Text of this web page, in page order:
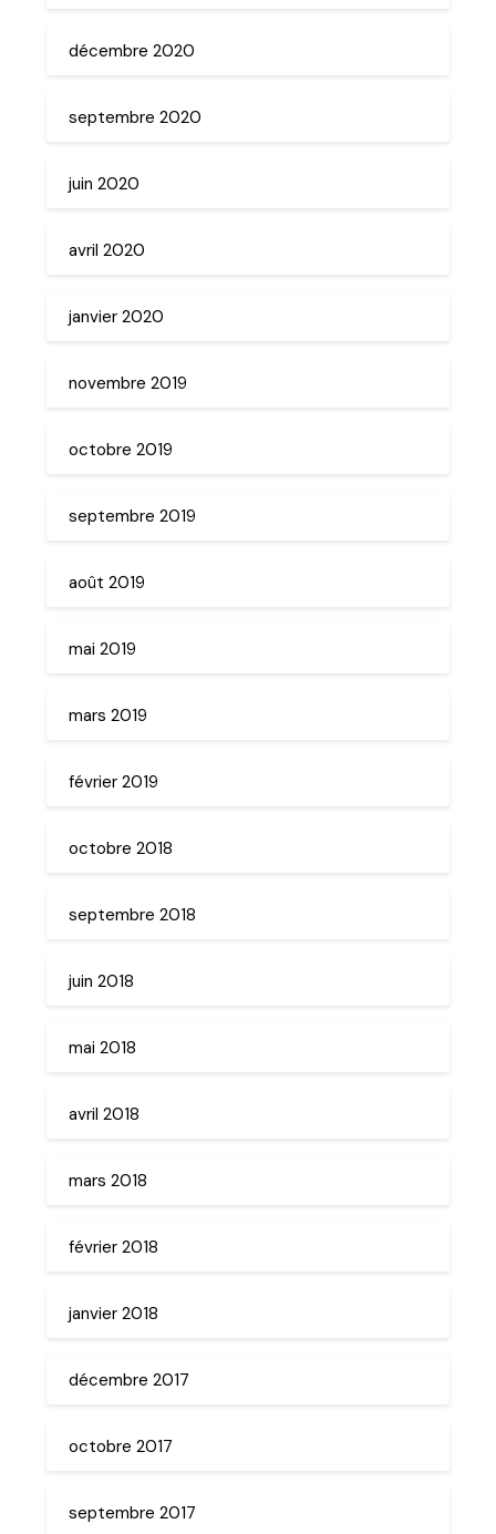
décembre 2020
septembre 2020
juin 2020
avril 2020
janvier 2020
novembre 2019
octobre 2019
septembre 2019
août 2019
mai 2019
mars 2019
février 2019
octobre 2018
septembre 2018
juin 2018
mai 2018
avril 2018
mars 2018
février 2018
janvier 2018
décembre 2017
octobre 2017
septembre 2017